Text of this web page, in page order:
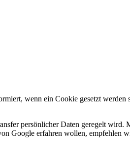
wenn ein Cookie gesetzt
persönlicher Daten geregelt wird.
Google erfahren wollen, empfehlen